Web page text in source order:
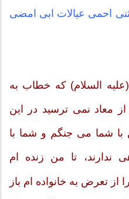
احمی عیالات ابی امضی
السلام) که خطاب به
معاد نمی ترسید در این
با شما می جنگم و شما با
ندارند، تا من زنده ام
از تعرض به خانواده ام باز